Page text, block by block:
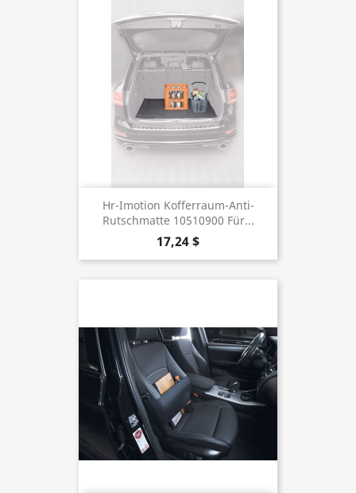
Hr-Imotion Kofferraum-Anti-
Rutschmatte 10510900 Für...
17,24 $